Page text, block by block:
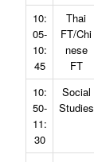
10:
05-
10:
45
Thai
FT/Chi
nese
FT
10:
50-
11:
30
Social
Studies